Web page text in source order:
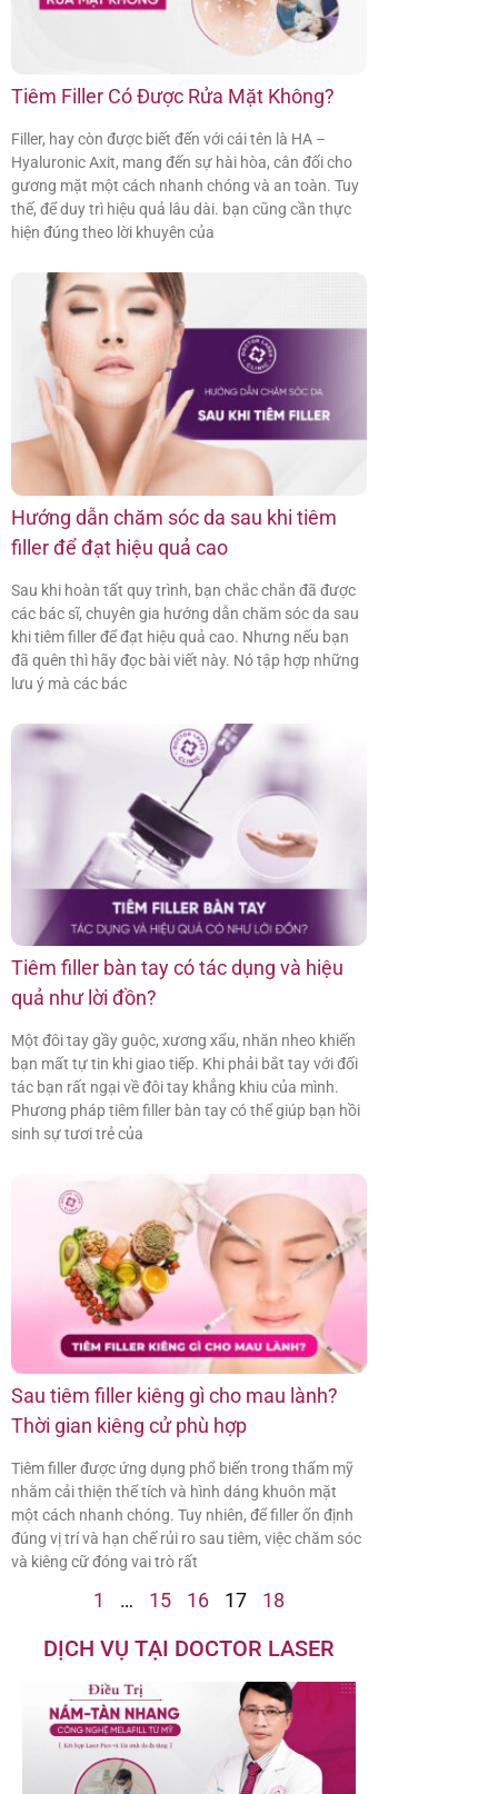
Tiêm Filler Có Được Rửa Mặt Không?
Filler, hay còn được biết đến với cái tên là HA –
Hyaluronic Axit, mang đến sự hài hòa, cân đối cho
gương mặt một cách nhanh chóng và an toàn. Tuy
thế, để duy trì hiệu quả lâu dài. bạn cũng cần thực
hiện đúng theo lời khuyên của
Hướng dẫn chăm sóc da sau khi tiêm
filler để đạt hiệu quả cao
Sau khi hoàn tất quy trình, bạn chắc chắn đã được
các bác sĩ, chuyên gia hướng dẫn chăm sóc da sau
khi tiêm filler để đạt hiệu quả cao. Nhưng nếu bạn
đã quên thì hãy đọc bài viết này. Nó tập hợp những
lưu ý mà các bác
Tiêm filler bàn tay có tác dụng và hiệu
quả như lời đồn?
Một đôi tay gầy guộc, xương xẩu, nhăn nheo khiến
bạn mất tự tin khi giao tiếp. Khi phải bắt tay với đối
tác bạn rất ngại về đôi tay khẳng khiu của mình.
Phương pháp tiêm filler bàn tay có thể giúp bạn hồi
sinh sự tươi trẻ của
Sau tiêm filler kiêng gì cho mau lành?
Thời gian kiêng cử phù hợp
Tiêm filler được ứng dụng phổ biến trong thẩm mỹ
nhằm cải thiện thể tích và hình dáng khuôn mặt
một cách nhanh chóng. Tuy nhiên, để filler ổn định
đúng vị trí và hạn chế rủi ro sau tiêm, việc chăm sóc
và kiêng cữ đóng vai trò rất
1 … 15 16 17 18
DỊCH VỤ TẠI DOCTOR LASER